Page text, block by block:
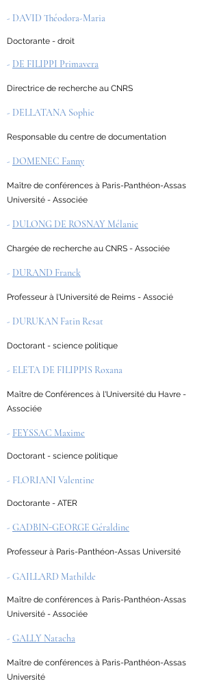
- DAVID Théodora-Maria
Doctorante - droit
- DE FILIPPI Primavera
Directrice de recherche au CNRS
- DELLATANA Sophie
Responsable du centre de documentation
- DOMENEC Fanny
Maître de conférences à Paris-Panthéon-Assas
Université - Associée
- DULONG DE ROSNAY Mélanie
Chargée de recherche au CNRS - Associée
- DURAND Franck
Professeur à l'Université de Reims - Associé
- DURUKAN Fatin Resat
Doctorant - science politique
- ELETA DE FILIPPIS Roxana
Maître de Conférences à l'Université du Havre -
Associée
- FEYSSAC Maxime
Doctorant - science politique
- FLORIANI Valentine
Doctorante - ATER
- GADBIN-GEORGE Géraldine
Professeur à Paris-Panthéon-Assas Université
- GAILLARD Mathilde
Maître de conférences à Paris-Panthéon-Assas
Université - Associée
- GALLY Natacha
Maître de conférences à Paris-Panthéon-Assas
Université